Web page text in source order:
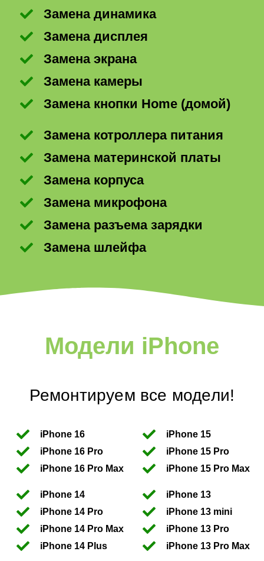
Замена динамика
Замена дисплея
Замена экрана
Замена камеры
Замена кнопки Home (домой)
Замена котроллера питания
Замена материнской платы
Замена корпуса
Замена микрофона
Замена разъема зарядки
Замена шлейфа
Модели iPhone
Ремонтируем все модели!
iPhone 16
iPhone 16 Pro
iPhone 16 Pro Max
iPhone 15
iPhone 15 Pro
iPhone 15 Pro Max
iPhone 14
iPhone 14 Pro
iPhone 14 Pro Max
iPhone 14 Plus
iPhone 13
iPhone 13 mini
iPhone 13 Pro
iPhone 13 Pro Max